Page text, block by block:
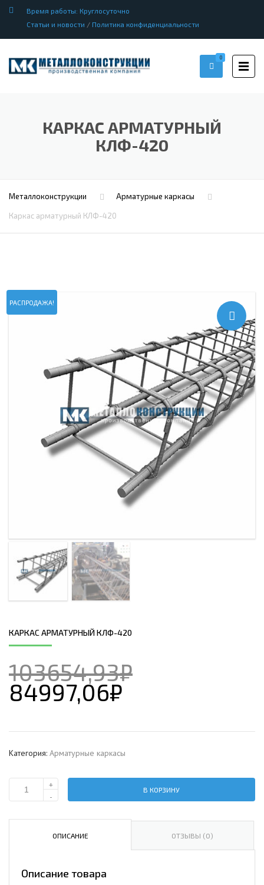
Время работы: Круглосуточно
Статьи и новости / Политика конфиденциальности
0
КАРКАС АРМАТУРНЫЙ
КЛФ-420
Металлоконструкции Арматурные каркасы
Каркас арматурный КЛФ-420
РАСПРОДАЖА!
КАРКАС АРМАТУРНЫЙ КЛФ-420
103654,93₽
84997,06₽
Категория: Арматурные каркасы
Количество
арматурный
+
-
В КОРЗИНУ
ОПИСАНИЕ ОТЗЫВЫ (0)
Описание товара